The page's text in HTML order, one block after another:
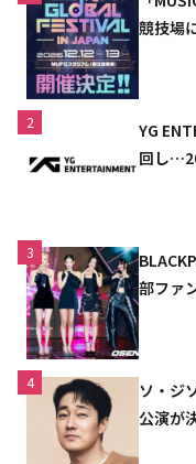
競技場
2
YG
回し
3
部ファ
4
ソ・ジ
公演が